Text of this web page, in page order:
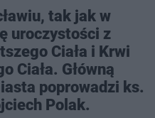
tak jak w
uroczystości z
Ciała i Krwi
Ciała. Główną
poprowadzi ks.
Polak.